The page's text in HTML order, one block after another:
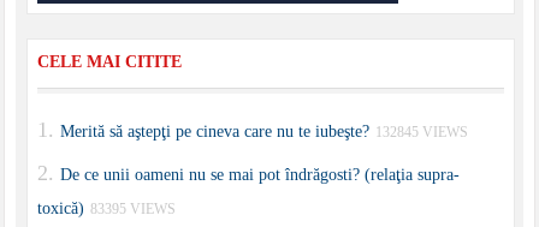
CELE MAI CITITE
Merită să aştepţi pe cineva care nu te iubeşte? 132845 VIEWS
De ce unii oameni nu se mai pot îndrăgosti? (relaţia supra-
toxică) 83395 VIEWS